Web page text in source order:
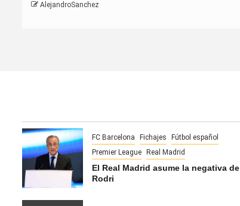
AlejandroSanchez
FC Barcelona Fichajes
Fútbol español
Premier League
Real Madrid
El Real Madrid asume la negativa de
Rodri